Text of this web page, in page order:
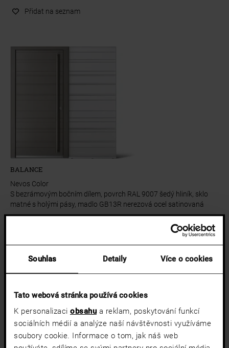
Souhlas Detaily Více o cookies
Tato webová stránka používá cookies
K personalizaci obsahu a reklam, poskytování funkcí
sociálních médií a analýze naší návštěvnosti využíváme
soubory cookie. Informace o tom, jak náš web
Přidat na seznam
BALANCE
Nevos Color
S bezrámovým bočním dílem, povrch RAL 9007 šedý hliník, sklo
matné s holými pásy, madlo GB13R nerezová ocel satinovaná